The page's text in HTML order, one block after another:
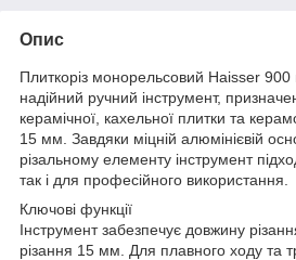
Опис
Плиткоріз монорельсовий Haisser
надійний ручний інструмент,
керамічної, кахельної плитки та
15 мм. Завдяки міцній алюмінієвій
різальному елементу інструмент
так і для професійного використання.
Ключові функції
Інструмент забезпечує довжину
різання 15 мм. Для плавного ходу та